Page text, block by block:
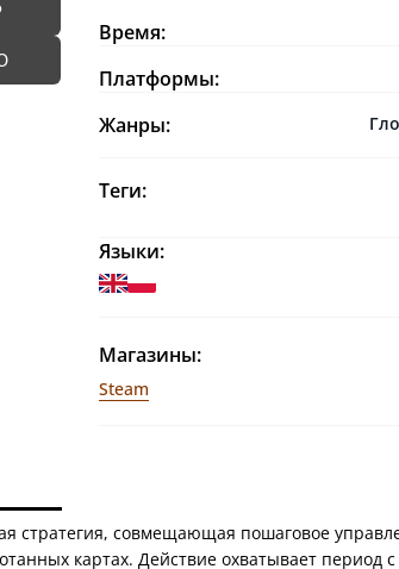
Время:
Платформы:
Жанры:
Теги:
Языки:
Магазины:
Steam
стратегия, совмещающая пошаговое
картах. Действие охватывает период